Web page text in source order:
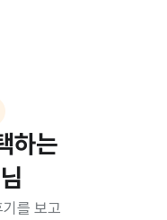
하는
를 보고